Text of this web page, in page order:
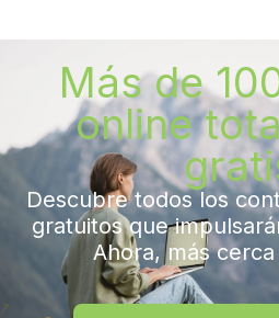
Más de
online
Descubre todos los
gratuitos que
Ahora, más